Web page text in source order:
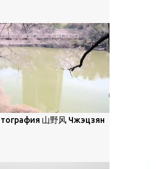
изморози. В данном
зеркальное
приводит к
зависящей от
и высоты
свойства наиболее
солнечного света 15°
высокой солнечной
...
музеи и галереи, он
и вдохновлен
живописи великих
Брайан
картины
что "Такаюки
в себе классическую
его картин
山野风 Чжэцзян